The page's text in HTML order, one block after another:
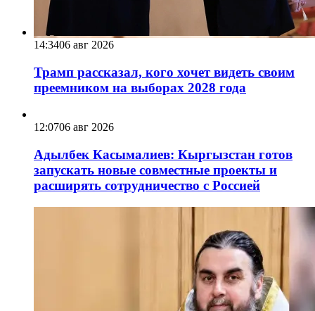
14:3406 авг 2026
Трамп рассказал, кого хочет видеть своим
преемником на выборах 2028 года
12:0706 авг 2026
Адылбек Касымалиев: Кыргызстан готов
запускать новые совместные проекты и
расширять сотрудничество с Россией